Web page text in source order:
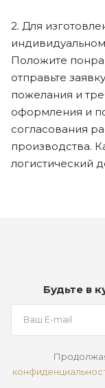
2. Для
индивидуальном
Положите
отправьте
пожелания и
оформления и
согласования
производства.
логистический
Будьте в